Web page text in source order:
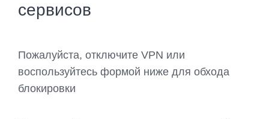
сервисов
Пожалуйста, отключите VPN или
воспользуйтесь формой ниже для обхода
блокировки